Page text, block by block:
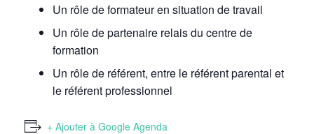
Un rôle de formateur en situation de travail
Un rôle de partenaire relais du centre de
formation
Un rôle de référent, entre le référent parental et
le référent professionnel
+ Ajouter à Google Agenda